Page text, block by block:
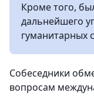
Кроме того,
дальнейшего
гуманитарных
Собеседники
вопросам